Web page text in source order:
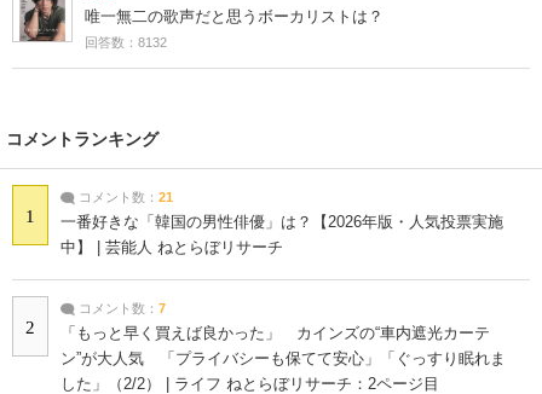
唯一無二の歌声だと思うボーカリストは？
回答数：8132
コメントランキング
1
コメント数： 21
一番好きな「韓国の男性俳優」は？【2026年版・人気投票実施
中】 | 芸能人 ねとらぼリサーチ
2
コメント数： 7
「もっと早く買えば良かった」 カインズの“車内遮光カーテ
ン”が大人気 「プライバシーも保てて安心」「ぐっすり眠れま
した」（2/2） | ライフ ねとらぼリサーチ：2ページ目